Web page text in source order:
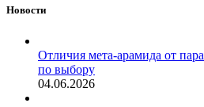
Новости
Отличия мета-арамида от
по выбору
04.06.2026